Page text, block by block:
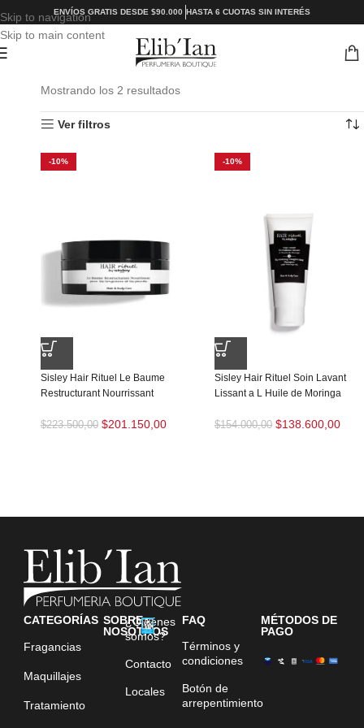
Skip to navigation
Skip to main content
ENVÍOS GRATIS DESDE $90.000 HASTA 6 CUOTAS SIN INTERÉS
Mostrando los 2 resultados
Ver filtros
-10%
Sisley Hair Rituel Le Baume
Restructurant Nourrissant
$223.500,00 $201.150,00
-10%
Sisley Hair Rituel Soin Lavant
Lissant a L Huile de Moringa
$154.000,00 $138.600,00
CATEGORÍAS
Fragancias
Maquillajes
Tratamiento
SOBRE
NOSOTROS
¿Quiénes
somos?
Contacto
Locales
FAQ
Términos y
condiciones
Botón de
arrepentimiento
MÉTODOS DE
PAGO